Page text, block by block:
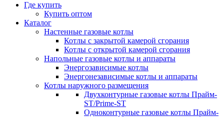
Где купить
Купить оптом
Каталог
Настенные газовые котлы
Котлы с закрытой камерой сгорания
Котлы с открытой камерой сгорания
Напольные газовые котлы и аппараты
Энергозависимые котлы
Энергонезависимые котлы и аппараты
Котлы наружного размещения
Двухконтурные газовые котлы Прайм-
ST/Prime-ST
Одноконтурные газовые котлы Прайм-